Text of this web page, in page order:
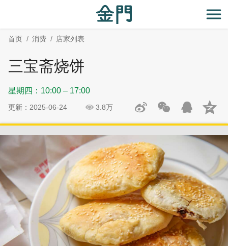
主
开
首页 消费 店家列表
三宝斋烧饼
星期四：10:00 – 17:00
更新：2025-06-24 3.8万
社